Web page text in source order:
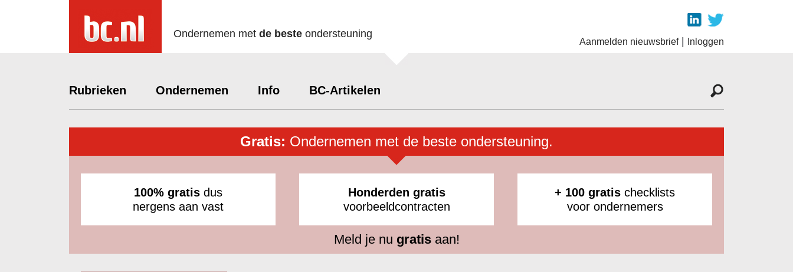
Ondernemen met de beste ondersteuning
Aanmelden nieuwsbrief| Inloggen
Rubrieken Ondernemen Info BC-Artikelen
Gratis: Ondernemen met de beste ondersteuning.
100% gratis dus
nergens aan vast
Honderden gratis
voorbeeldcontracten
+ 100 gratis checklists
voor ondernemers
Meld je nu gratisaan!